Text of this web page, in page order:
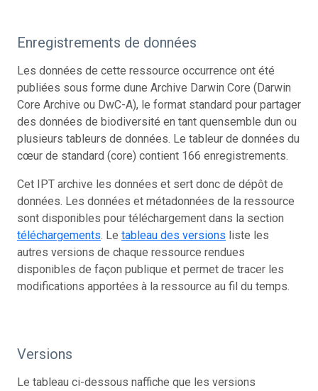
Enregistrements de données
Les données de cette ressource occurrence ont été
publiées sous forme dune Archive Darwin Core (Darwin
Core Archive ou DwC-A), le format standard pour partager
des données de biodiversité en tant quensemble dun ou
plusieurs tableurs de données. Le tableur de données du
cœur de standard (core) contient 166 enregistrements.
Cet IPT archive les données et sert donc de dépôt de
données. Les données et métadonnées de la ressource
sont disponibles pour téléchargement dans la section
téléchargements. Le tableau des versions liste les
autres versions de chaque ressource rendues
disponibles de façon publique et permet de tracer les
modifications apportées à la ressource au fil du temps.
Versions
Le tableau ci-dessous naffiche que les versions